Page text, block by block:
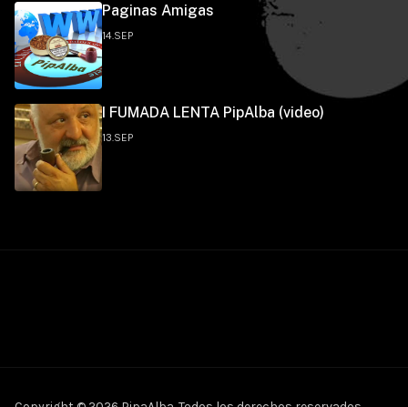
Paginas Amigas
14.SEP
I FUMADA LENTA PipAlba (video)
13.SEP